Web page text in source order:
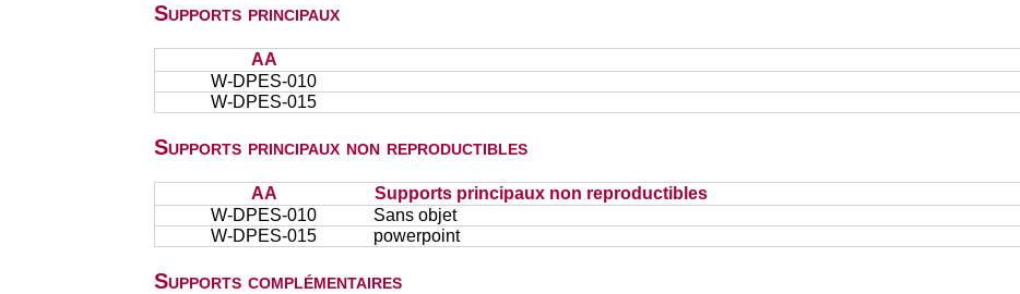
Supports principaux
AA
W-DPES-010
W-DPES-015
Supports principaux non reproductibles
AA
Supports principaux non reproductibles
W-DPES-010
Sans objet
W-DPES-015
powerpoint
Supports complémentaires